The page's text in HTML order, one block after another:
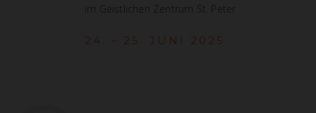
im Geistlichen Zentrum St. Peter
24. – 25. JUNI 2025